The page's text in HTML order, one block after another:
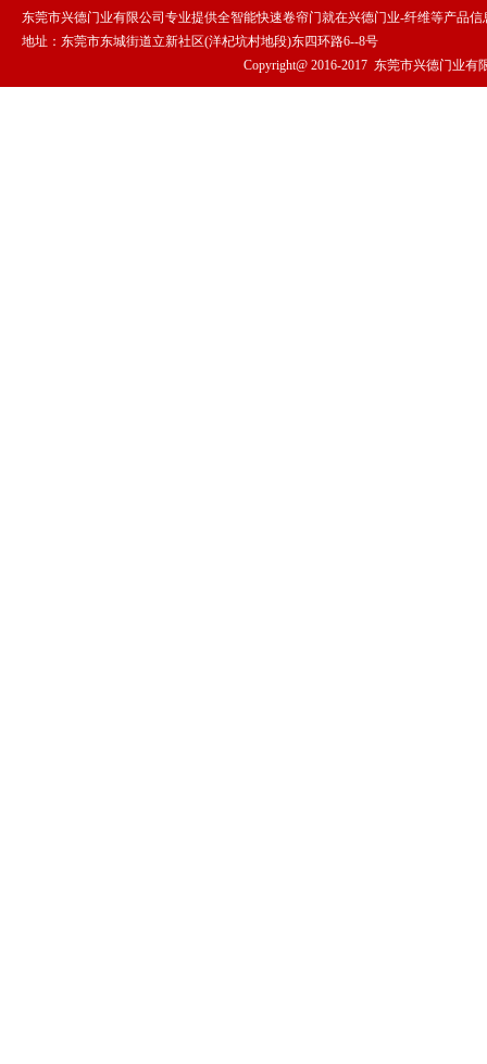
东莞市兴德门业有限公司专业提供全智能快速卷帘门就在兴德门业-纤维等产品
地址：东莞市东城街道立新社区(洋杞坑村地段)东四环路6--8号
Copyright@ 2016-2017 东莞市兴德门业有